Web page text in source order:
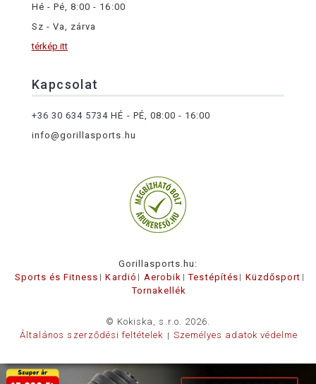
Hé - Pé, 8:00 - 16:00
Sz - Va, zárva
térkép itt
Kapcsolat
+36 30 634 5734 HÉ - PÉ, 08:00 - 16:00
info@gorillasports.hu
Gorillasports.hu:
Sports és Fitness
Kardió Aerobik Testépítés
Küzdősport
Tornakellék
© Kokiska, s.r.o. 2026.
Általános szerződési feltételek
Személyes adatok védelme